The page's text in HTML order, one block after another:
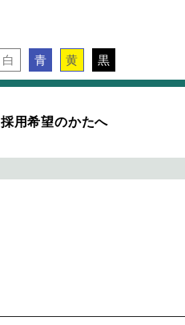
白 青 黄 黒
採用希望のかたへ